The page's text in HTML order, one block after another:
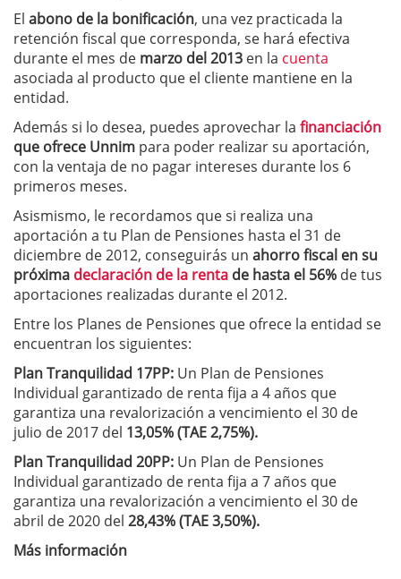
El abono de la bonificación, una vez practicada la
retención fiscal que corresponda, se hará efectiva
durante el mes de marzo del 2013 en la cuenta
asociada al producto que el cliente mantiene en la
entidad.
Además si lo desea, puedes aprovechar la financiación
que ofrece Unnim para poder realizar su aportación,
con la ventaja de no pagar intereses durante los 6
primeros meses.
Asismismo, le recordamos que si realiza una
aportación a tu Plan de Pensiones hasta el 31 de
diciembre de 2012, conseguirás un ahorro fiscal en su
próxima declaración de la renta de hasta el 56% de tus
aportaciones realizadas durante el 2012.
Entre los Planes de Pensiones que ofrece la entidad se
encuentran los siguientes:
Plan Tranquilidad 17PP: Un Plan de Pensiones
Individual garantizado de renta fija a 4 años que
garantiza una revalorización a vencimiento el 30 de
julio de 2017 del 13,05% (TAE 2,75%).
Plan Tranquilidad 20PP: Un Plan de Pensiones
Individual garantizado de renta fija a 7 años que
garantiza una revalorización a vencimiento el 30 de
abril de 2020 del 28,43% (TAE 3,50%).
Más información